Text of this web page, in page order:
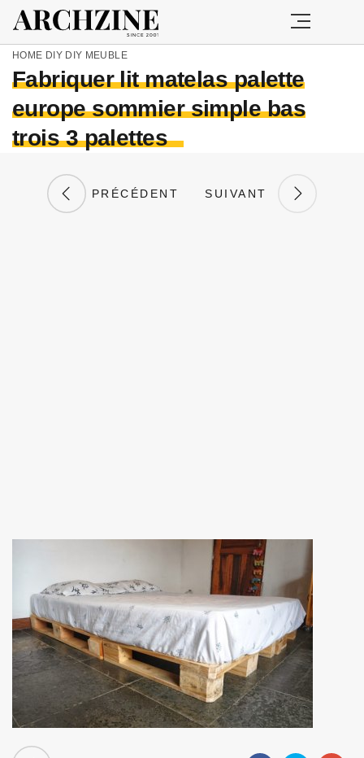
HOME DIY DIY MEUBLE
Fabriquer lit matelas palette
europe sommier simple bas
trois 3 palettes
PRÉCÉDENT SUIVANT